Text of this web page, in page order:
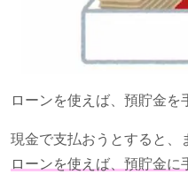
ローンを使えば、預貯金を
現金で支払おうとすると、
ローンを使えば、預貯金に